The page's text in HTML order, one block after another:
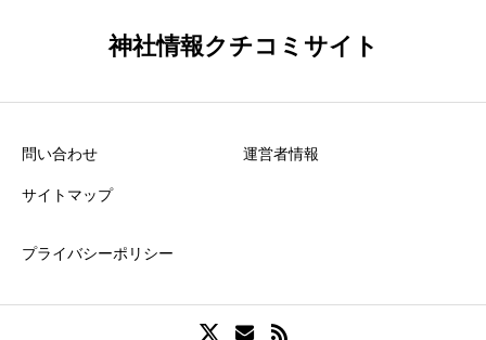
神社情報クチコミサイト
問い合わせ
サイトマップ
運営者情報
プライバシーポリシー